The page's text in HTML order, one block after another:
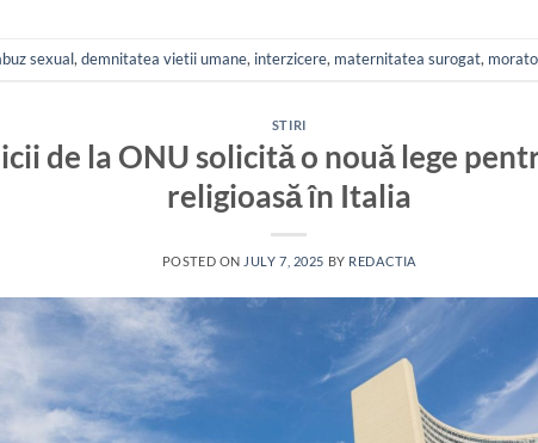
sexual, demnitatea vietii umane, interzicere, maternitatea surogat,
STIRI
de la ONU solicită o nouă lege
religioasă în Italia
POSTED ON JULY 7, 2025 BY REDACTIA